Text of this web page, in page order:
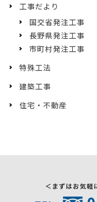
工事だより
国交省発注工事
長野県発注工事
市町村発注工事
特殊工法
建築工事
住宅・不動産
＜まずはお気軽